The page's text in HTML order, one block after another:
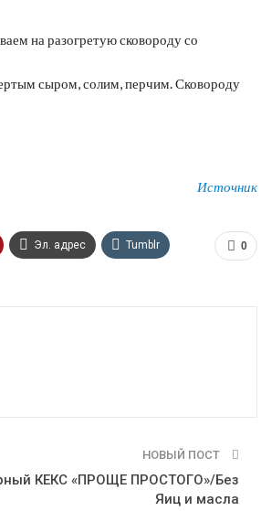
на разогретую сковороду со
сыром, солим, перчим. Сковороду
Источник
0
Эл. адрес Tumblr
НОВЫЙ ПОСТ
КЕКС «ПРОЩЕ ПРОСТОГО»/Без
Яиц и масла